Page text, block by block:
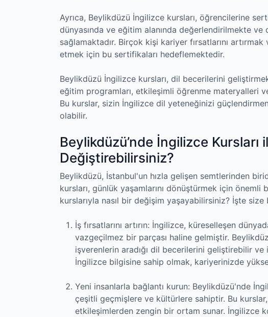
Ayrıca, Beylikdüzü İngilizce kursları, öğrencilerine
dünyasında ve eğitim alanında değerlendirilmekte ve
sağlamaktadır. Birçok kişi kariyer fırsatlarını artırmak
etmek için bu sertifikaları hedeflemektedir.
Beylikdüzü İngilizce kursları, dil becerilerini
eğitim programları, etkileşimli öğrenme materyalleri
Bu kurslar, sizin İngilizce dil yeteneğinizi
olabilir.
Beylikdüzü’nde İngilizce Kursları
Değiştirebilirsiniz?
Beylikdüzü, İstanbul'un hızla gelişen semtlerinden
kursları, günlük yaşamlarını dönüştürmek için
kurslarıyla nasıl bir değişim yaşayabilirsiniz? İşte size
İş fırsatlarını artırın: İngilizce, küreselleşen
vazgeçilmez bir parçası haline gelmiştir.
işverenlerin aradığı dil becerilerini geliştirebilir ve
İngilizce bilgisine sahip olmak, kariyerinizde
Yeni insanlarla bağlantı kurun: Beylikdüzü'nde
çeşitli geçmişlere ve kültürlere sahiptir. Bu
etkileşimlerden zengin bir ortam sunar. İngilizce